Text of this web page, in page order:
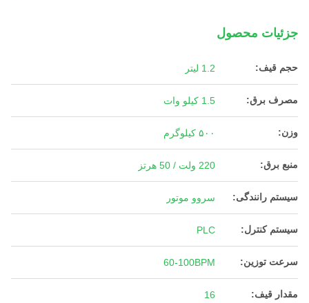
جزئیات محصول
حجم قیف: 1.2 لیتر
مصرف برق: 1.5 کیلو وات
وزن: ۵۰۰ کیلوگرم
منبع برق: 220 ولت / 50 هرتز
سیستم رانندگی: سروو موتور
سیستم کنترل: PLC
سرعت توزین: 60-100BPM
مقدار قیف: 16